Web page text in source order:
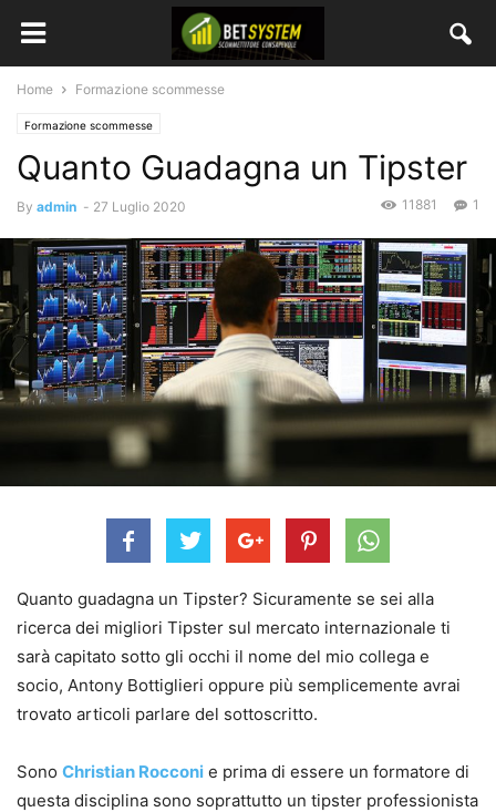
Home Formazione scommesse
Formazione scommesse
Quanto Guadagna un Tipster
By admin - 27 Luglio 2020 1
11881
Quanto guadagna un Tipster? Sicuramente se sei alla
ricerca dei migliori Tipster sul mercato internazionale ti
sarà capitato sotto gli occhi il nome del mio collega e
socio, Antony Bottiglieri oppure più semplicemente avrai
trovato articoli parlare del sottoscritto.
Sono Christian Rocconi e prima di essere un formatore di
questa disciplina sono soprattutto un tipster professionista